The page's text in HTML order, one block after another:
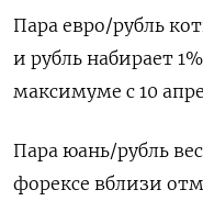
Пара евро/рубль
и рубль набирает
максимуме с 10
Пара юань/рубль
форексе вблизи